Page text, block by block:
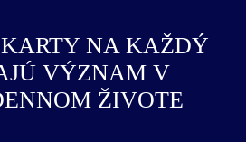
NA KAŽDÝ
VÝZNAM V
ŽIVOTE